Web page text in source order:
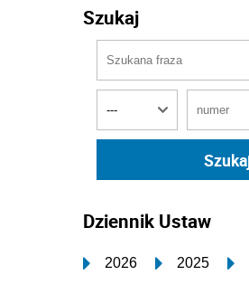
Szukaj
Dziennik Ustaw
2026 2025